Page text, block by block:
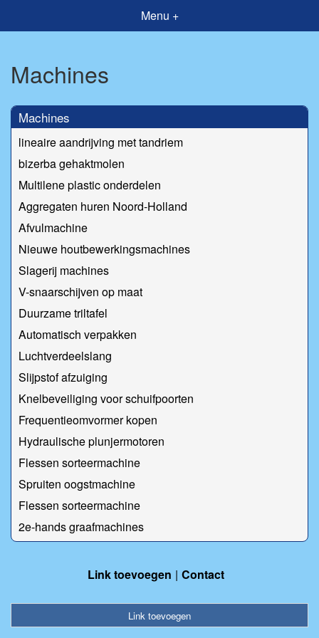
Menu +
Machines
Machines
lineaire aandrijving met tandriem
bizerba gehaktmolen
Multilene plastic onderdelen
Aggregaten huren Noord-Holland
Afvulmachine
Nieuwe houtbewerkingsmachines
Slagerij machines
V-snaarschijven op maat
Duurzame triltafel
Automatisch verpakken
Luchtverdeelslang
Slijpstof afzuiging
Knelbeveiliging voor schuifpoorten
Frequentieomvormer kopen
Hydraulische plunjermotoren
Flessen sorteermachine
Spruiten oogstmachine
Flessen sorteermachine
2e-hands graafmachines
Link toevoegen Contact
Link toevoegen